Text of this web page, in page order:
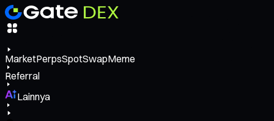
MarketPerpsSpotSwapMeme
Referral
Lainnya